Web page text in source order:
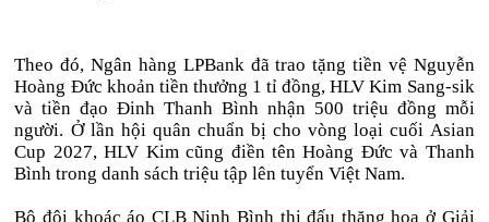
Theo đó, Ngân hàng LPBank đã trao tặng tiền vệ Nguyễn
Hoàng Đức khoản tiền thưởng 1 tỉ đồng, HLV Kim Sang-sik
và tiền đạo Đinh Thanh Bình nhận 500 triệu đồng mỗi
người. Ở lần hội quân chuẩn bị cho vòng loại cuối Asian
Cup 2027, HLV Kim cũng điền tên Hoàng Đức và Thanh
Bình trong danh sách triệu tập lên tuyển Việt Nam.
Bộ đôi khoác áo CLB Ninh Bình thi đấu thăng hoa ở Giải